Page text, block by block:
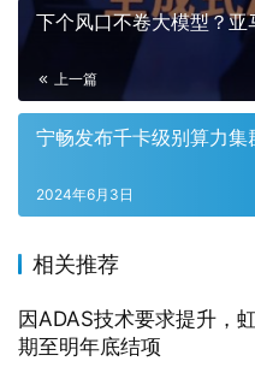
下个风口不卷大模型？
上一篇
宁畅发布千卡级别算力
2024年6月3日
相关推荐
因ADAS技术要求提升，
期至明年底结项